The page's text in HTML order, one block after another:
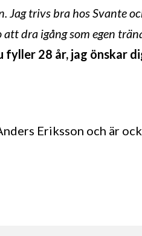
Jag trivs bra hos Svante
dra igång som egen
28 år, jag önskar
Eriksson och är